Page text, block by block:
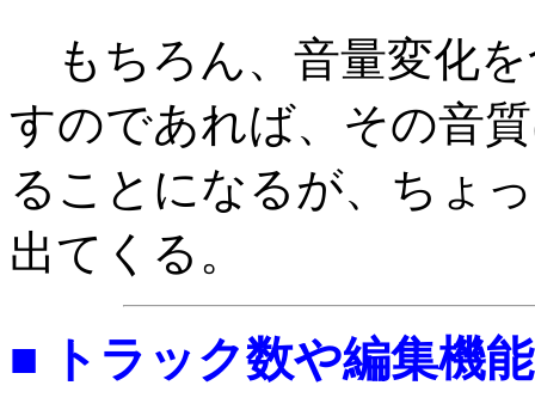
もちろん、音量変化
すのであれば、その音
ることになるが、ちょ
出てくる。
■ トラック数や編集機